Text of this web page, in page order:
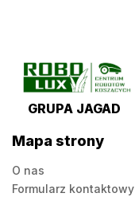
GRUPA JAGAD
Mapa strony
O nas
Formularz kontaktowy